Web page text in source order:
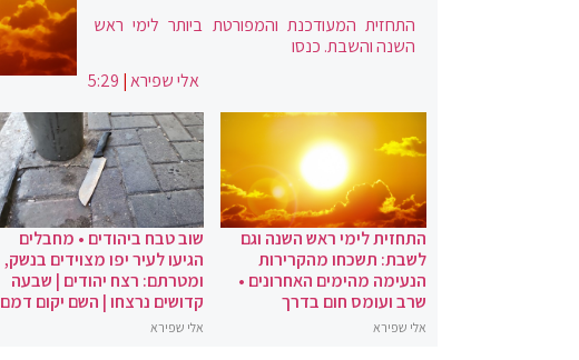
התחזית המעודכנת והמפורטת ביותר לימי ראש
השנה והשבת. כנסו
אלי שפירא|
5:29
התחזית לימי ראש השנה וגם
לשבת: תשכחו מהקרירות
הנעימה מהימים האחרונים •
שרב ועומס חום בדרך
אלי שפירא
שוב טבח ביהודים • מחבלים
הגיעו לעיר יפו מצוידים בנשק,
ומטרתם: רצח יהודים | שבעה
קדושים נרצחו | השם יקום דמם
אלי שפירא